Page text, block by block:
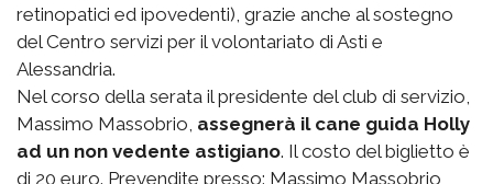
retinopatici ed ipovedenti), grazie anche al sostegno
del Centro servizi per il volontariato di Asti e
Alessandria.
Nel corso della serata il presidente del club di servizio,
Massimo Massobrio, assegnerà il cane guida Holly
ad un non vedente astigiano. Il costo del biglietto è
di 20 euro. Prevendite presso: Massimo Massobrio